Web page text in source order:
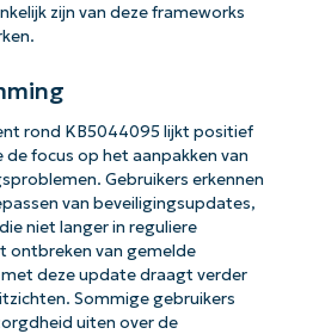
zijn van deze frameworks
rond KB5044095 lijkt positief
focus op het aanpakken van
Gebruikers erkennen
van beveiligingsupdates,
niet langer in reguliere
ontbreken van gemelde
deze update draagt verder
Sommige gebruikers
uiten over de